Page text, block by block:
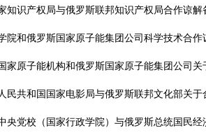
知识产权局与俄罗斯联邦知识产权局合作谅解
院和俄罗斯国家原子能集团公司科学技术合
家原子能机构和俄罗斯国家原子能集团公司
民共和国国家电影局与俄罗斯联邦文化部关
央党校（国家行政学院）与俄罗斯总统国民